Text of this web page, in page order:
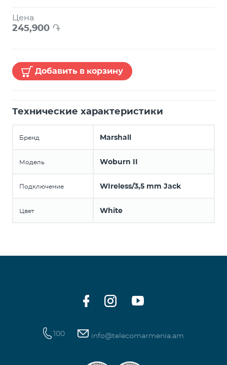
Цена
245,900 ֏
Добавить в корзину
Технические характеристики
Бренд Marshall
Модель Woburn II
Подключение WIreless/3,5 mm Jack
Цвет White
100 info@telecomarmenia.am